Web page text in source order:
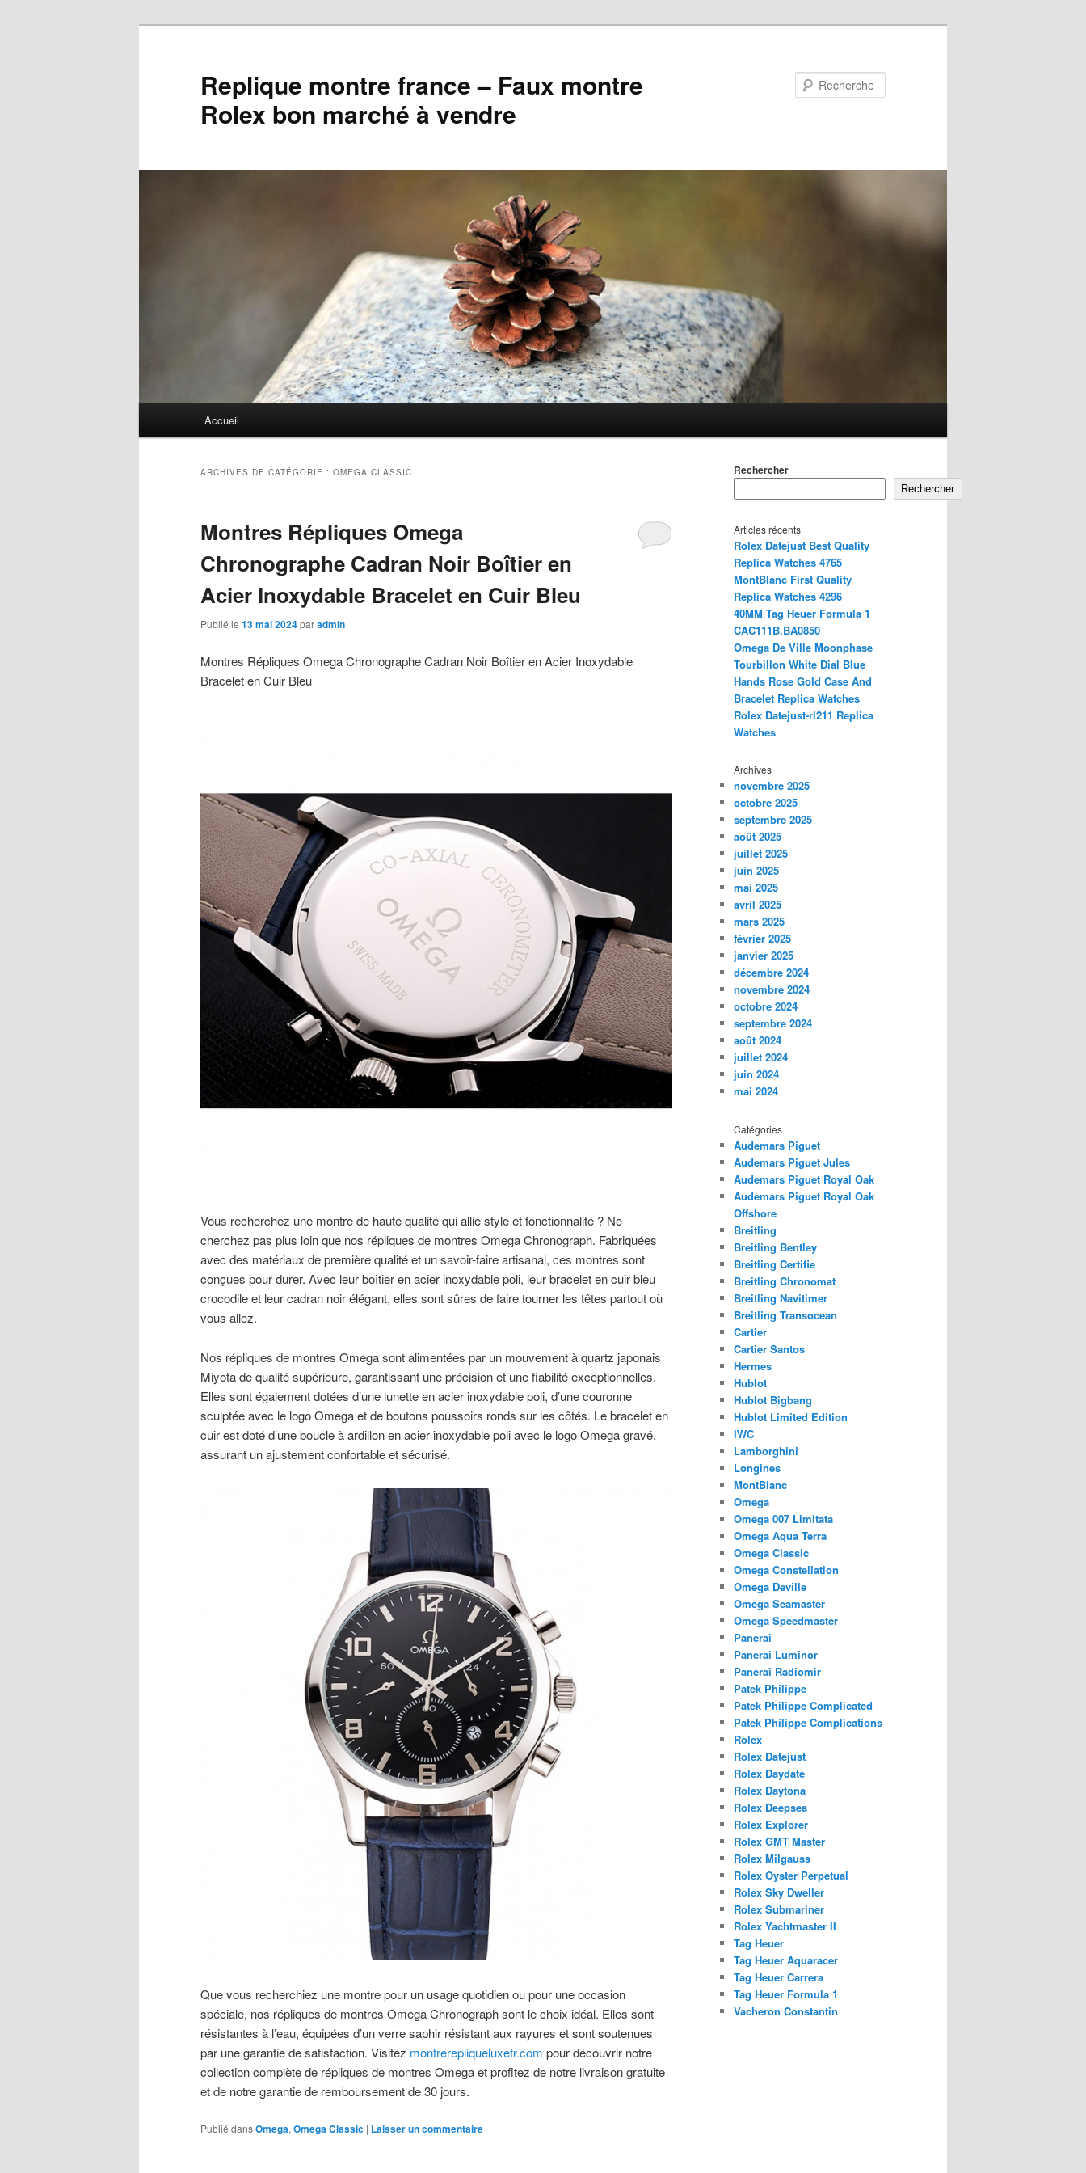
Replique montre france – Faux montre
Rolex bon marché à vendre
Accueil
ARCHIVES DE CATÉGORIE : OMEGA CLASSIC
Montres Répliques Omega
Chronographe Cadran Noir Boîtier en
Acier Inoxydable Bracelet en Cuir Bleu
Publié le 13 mai 2024paradmin
Montres Répliques Omega Chronographe Cadran Noir Boîtier en Acier Inoxydable
Bracelet en Cuir Bleu
Vous recherchez une montre de haute qualité qui allie style et fonctionnalité ? Ne
cherchez pas plus loin que nos répliques de montres Omega Chronograph. Fabriquées
avec des matériaux de première qualité et un savoir-faire artisanal, ces montres sont
conçues pour durer. Avec leur boîtier en acier inoxydable poli, leur bracelet en cuir bleu
crocodile et leur cadran noir élégant, elles sont sûres de faire tourner les têtes partout où
vous allez.
Nos répliques de montres Omega sont alimentées par un mouvement à quartz japonais
Miyota de qualité supérieure, garantissant une précision et une fiabilité exceptionnelles.
Elles sont également dotées d’une lunette en acier inoxydable poli, d’une couronne
sculptée avec le logo Omega et de boutons poussoirs ronds sur les côtés. Le bracelet en
cuir est doté d’une boucle à ardillon en acier inoxydable poli avec le logo Omega gravé,
assurant un ajustement confortable et sécurisé.
Que vous recherchiez une montre pour un usage quotidien ou pour une occasion
spéciale, nos répliques de montres Omega Chronograph sont le choix idéal. Elles sont
résistantes à l’eau, équipées d’un verre saphir résistant aux rayures et sont soutenues
par une garantie de satisfaction. Visitez montrerepliqueluxefr.com pour découvrir notre
collection complète de répliques de montres Omega et profitez de notre livraison gratuite
et de notre garantie de remboursement de 30 jours.
Publié dansOmega, Omega Classic | Laisser un commentaire
Rechercher
Rechercher
Articles récents
Rolex Datejust Best Quality
Replica Watches 4765
MontBlanc First Quality
Replica Watches 4296
40MM Tag Heuer Formula 1
CAC111B.BA0850
Omega De Ville Moonphase
Tourbillon White Dial Blue
Hands Rose Gold Case And
Bracelet Replica Watches
Rolex Datejust-rl211 Replica
Watches
Archives
novembre 2025
octobre 2025
septembre 2025
août 2025
juillet 2025
juin 2025
mai 2025
avril 2025
mars 2025
février 2025
janvier 2025
décembre 2024
novembre 2024
octobre 2024
septembre 2024
août 2024
juillet 2024
juin 2024
mai 2024
Catégories
Audemars Piguet
Audemars Piguet Jules
Audemars Piguet Royal Oak
Audemars Piguet Royal Oak
Offshore
Breitling
Breitling Bentley
Breitling Certifie
Breitling Chronomat
Breitling Navitimer
Breitling Transocean
Cartier
Cartier Santos
Hermes
Hublot
Hublot Bigbang
Hublot Limited Edition
IWC
Lamborghini
Longines
MontBlanc
Omega
Omega 007 Limitata
Omega Aqua Terra
Omega Classic
Omega Constellation
Omega Deville
Omega Seamaster
Omega Speedmaster
Panerai
Panerai Luminor
Panerai Radiomir
Patek Philippe
Patek Philippe Complicated
Patek Philippe Complications
Rolex
Rolex Datejust
Rolex Daydate
Rolex Daytona
Rolex Deepsea
Rolex Explorer
Rolex GMT Master
Rolex Milgauss
Rolex Oyster Perpetual
Rolex Sky Dweller
Rolex Submariner
Rolex Yachtmaster II
Tag Heuer
Tag Heuer Aquaracer
Tag Heuer Carrera
Tag Heuer Formula 1
Vacheron Constantin